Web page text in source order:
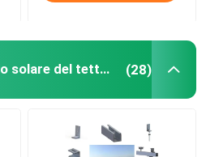
Sistema di montaggio solare del tetto del metallo (28)